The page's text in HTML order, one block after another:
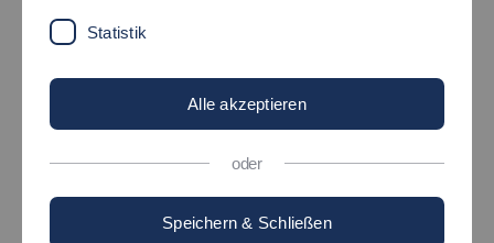
Mentoringprogramm CrossMentES
Statistik
Alle akzeptieren
oder
Speichern & Schließen